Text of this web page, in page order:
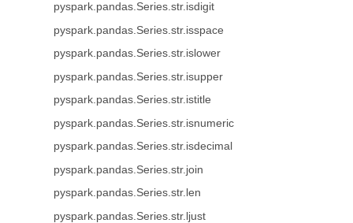
pyspark.pandas.Series.str.isdigit
pyspark.pandas.Series.str.isspace
pyspark.pandas.Series.str.islower
pyspark.pandas.Series.str.isupper
pyspark.pandas.Series.str.istitle
pyspark.pandas.Series.str.isnumeric
pyspark.pandas.Series.str.isdecimal
pyspark.pandas.Series.str.join
pyspark.pandas.Series.str.len
pyspark.pandas.Series.str.ljust